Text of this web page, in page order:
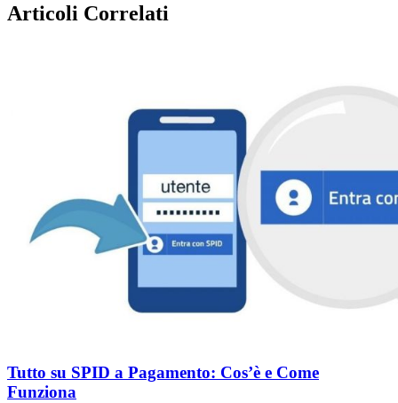
Articoli Correlati
Tutto su SPID a Pagamento: Cos’è e Come
Funziona